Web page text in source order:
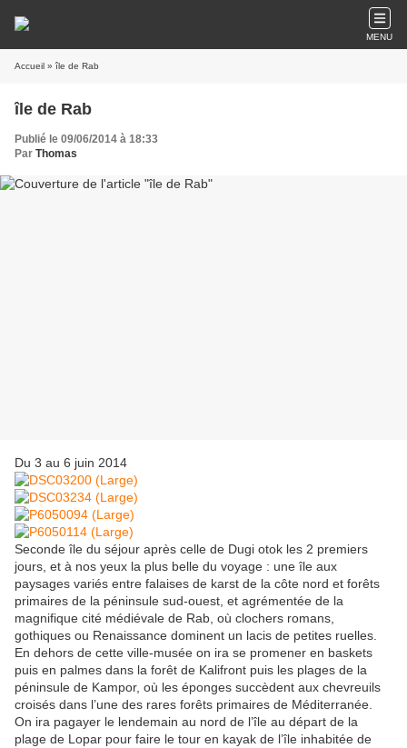
MENU
Accueil » île de Rab
île de Rab
Publié le 09/06/2014 à 18:33
Par Thomas
Du 3 au 6 juin 2014
Seconde île du séjour après celle de Dugi otok les 2 premiers
jours, et à nos yeux la plus belle du voyage : une île aux
paysages variés entre falaises de karst de la côte nord et forêts
primaires de la péninsule sud-ouest, et agrémentée de la
magnifique cité médiévale de Rab, où clochers romans,
gothiques ou Renaissance dominent un lacis de petites ruelles.
En dehors de cette ville-musée on ira se promener en baskets
puis en palmes dans la forêt de Kalifront puis les plages de la
péninsule de Kampor, où les éponges succèdent aux chevreuils
croisés dans l’une des rares forêts primaires de Méditerranée.
On ira pagayer le lendemain au nord de l’île au départ de la
plage de Lopar pour faire le tour en kayak de l’île inhabitée de